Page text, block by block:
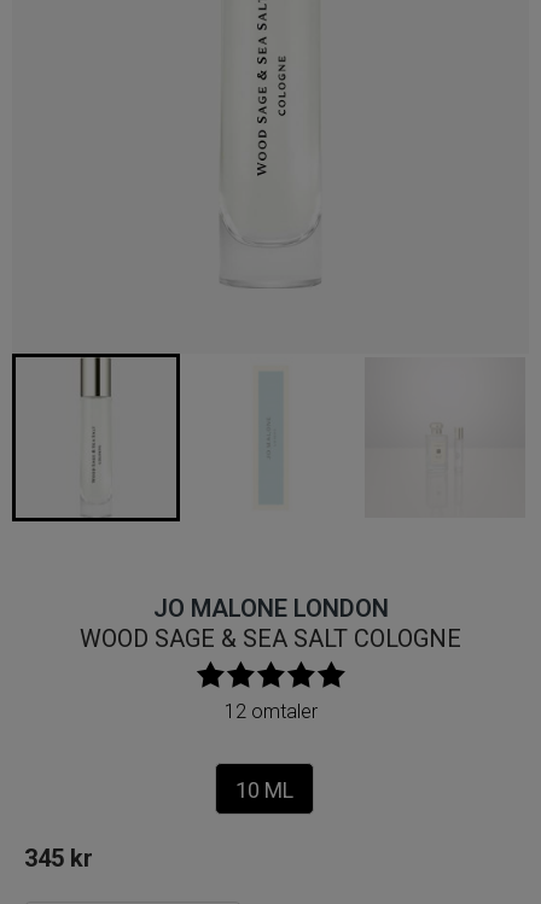
JO MALONE LONDON
WOOD SAGE & SEA SALT COLOGNE
12 omtaler
10 ML
345 kr